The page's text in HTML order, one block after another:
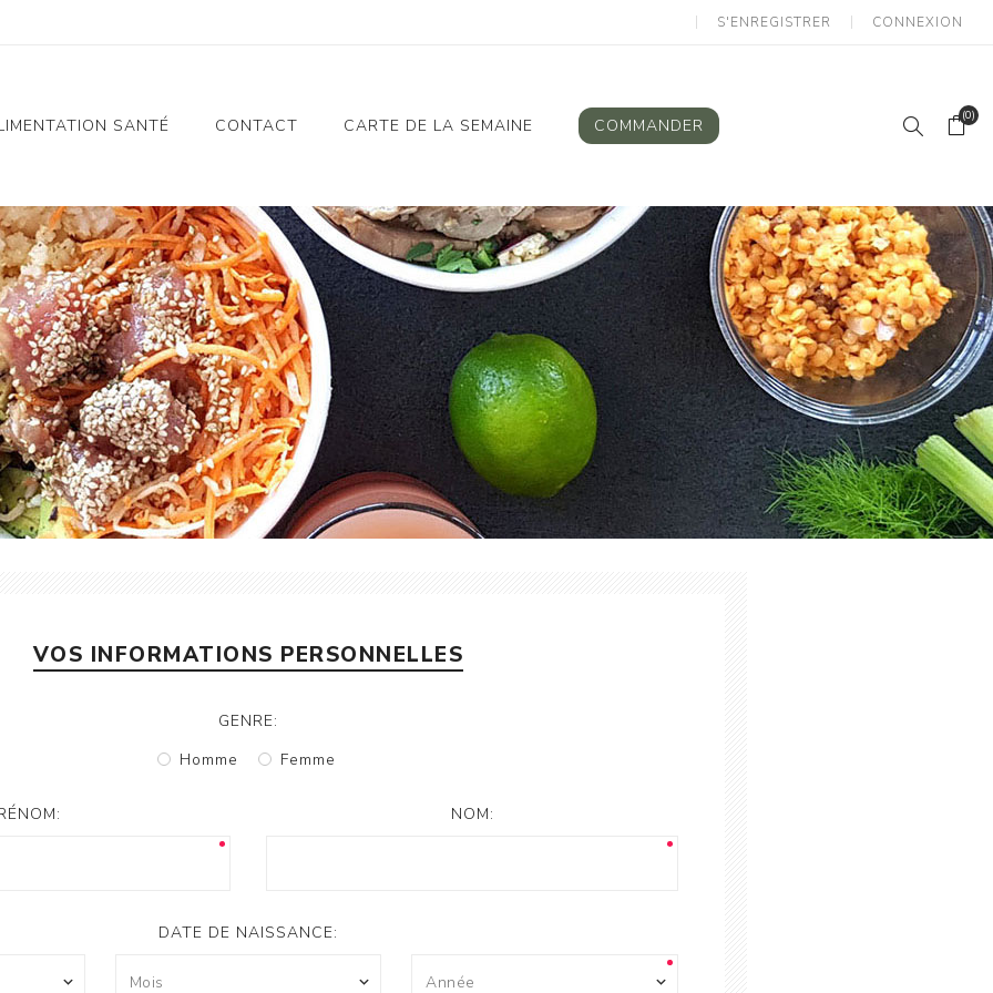
S'ENREGISTRER CONNEXION
SANTÉ
Notre Histoire
Alimentation Santé
Charte Alimentation
Santé
Nos Valeurs
CONTACT CARTE DE LA SEMAINE COMMANDER (0)
VOS INFORMATIONS PERSONNELLES
GENRE:
Homme
Femme
NOM:
DATE DE NAISSANCE: